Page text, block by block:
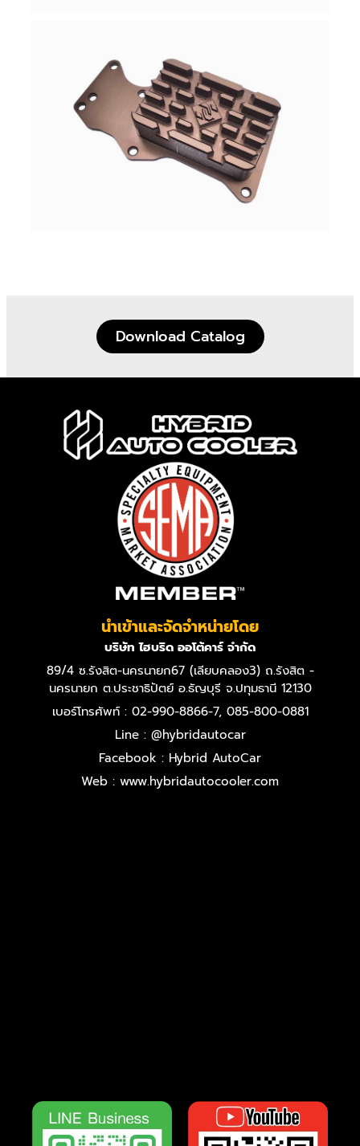
Download Catalog
นำเข้าและจัดจำหน่ายโดย
บริษัท ไฮบริด ออโต้คาร์ จำกัด
89/4 ซ.รังสิต-นครนายก67 (เลียบคลอง3) ถ.รังสิต -
นครนายก ต.ประชาธิปัตย์ อ.ธัญบุรี จ.ปทุมธานี 12130
เบอร์โทรศัพท์ : 02-990-8866-7, 085-800-0881
Line : @hybridautocar
Facebook : Hybrid AutoCar
Web : www.hybridautocooler.com